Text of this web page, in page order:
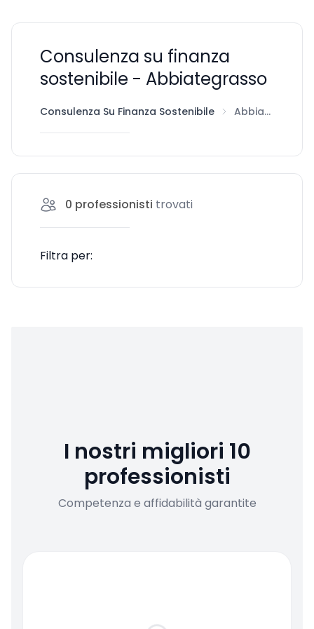
Consulenza su finanza
sostenibile - Abbiategrasso
Consulenza Su Finanza Sostenibile Abbiategrasso
0 professionisti trovati
Filtra per:
I nostri migliori 10
professionisti
Competenza e affidabilità garantite